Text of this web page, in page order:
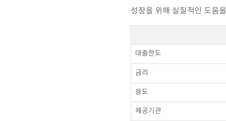
성장을 위해 실질적인 도움
대출한도
금리
용도
제공기관